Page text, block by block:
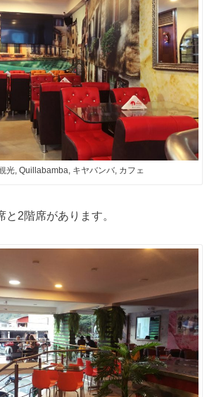
光, Quillabamba, キヤバンバ, カフェ
と2階席があります。